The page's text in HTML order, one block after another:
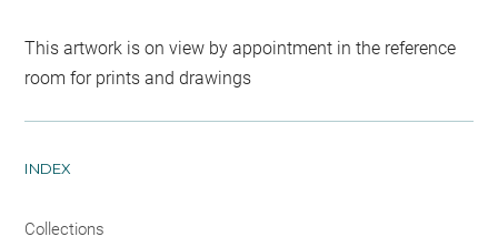
This artwork is on view by appointment in the reference
room for prints and drawings
INDEX
Collections